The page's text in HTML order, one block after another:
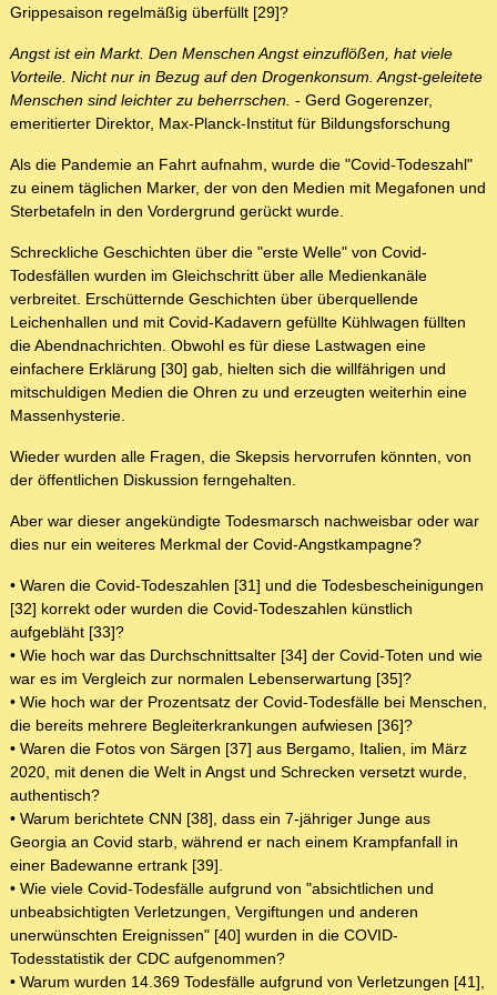
Grippesaison regelmäßig überfüllt [29]?
Angst ist ein Markt. Den Menschen Angst einzuflößen, hat viele
Vorteile. Nicht nur in Bezug auf den Drogenkonsum. Angst-geleitete
Menschen sind leichter zu beherrschen. - Gerd Gogerenzer,
emeritierter Direktor, Max-Planck-Institut für Bildungsforschung
Als die Pandemie an Fahrt aufnahm, wurde die "Covid-Todeszahl"
zu einem täglichen Marker, der von den Medien mit Megafonen und
Sterbetafeln in den Vordergrund gerückt wurde.
Schreckliche Geschichten über die "erste Welle" von Covid-
Todesfällen wurden im Gleichschritt über alle Medienkanäle
verbreitet. Erschütternde Geschichten über überquellende
Leichenhallen und mit Covid-Kadavern gefüllte Kühlwagen füllten
die Abendnachrichten. Obwohl es für diese Lastwagen eine
einfachere Erklärung [30] gab, hielten sich die willfährigen und
mitschuldigen Medien die Ohren zu und erzeugten weiterhin eine
Massenhysterie.
Wieder wurden alle Fragen, die Skepsis hervorrufen könnten, von
der öffentlichen Diskussion ferngehalten.
Aber war dieser angekündigte Todesmarsch nachweisbar oder war
dies nur ein weiteres Merkmal der Covid-Angstkampagne?
• Waren die Covid-Todeszahlen [31] und die Todesbescheinigungen
[32] korrekt oder wurden die Covid-Todeszahlen künstlich
aufgebläht [33]?
• Wie hoch war das Durchschnittsalter [34] der Covid-Toten und wie
war es im Vergleich zur normalen Lebenserwartung [35]?
• Wie hoch war der Prozentsatz der Covid-Todesfälle bei Menschen,
die bereits mehrere Begleiterkrankungen aufwiesen [36]?
• Waren die Fotos von Särgen [37] aus Bergamo, Italien, im März
2020, mit denen die Welt in Angst und Schrecken versetzt wurde,
authentisch?
• Warum berichtete CNN [38], dass ein 7-jähriger Junge aus
Georgia an Covid starb, während er nach einem Krampfanfall in
einer Badewanne ertrank [39].
• Wie viele Covid-Todesfälle aufgrund von "absichtlichen und
unbeabsichtigten Verletzungen, Vergiftungen und anderen
unerwünschten Ereignissen" [40] wurden in die COVID-
Todesstatistik der CDC aufgenommen?
• Warum wurden 14.369 Todesfälle aufgrund von Verletzungen [41],